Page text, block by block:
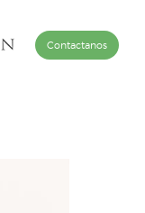
Contactanos